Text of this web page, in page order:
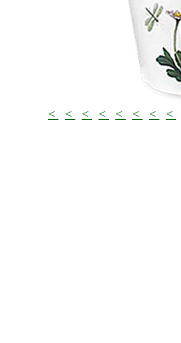
< < < < < < < <